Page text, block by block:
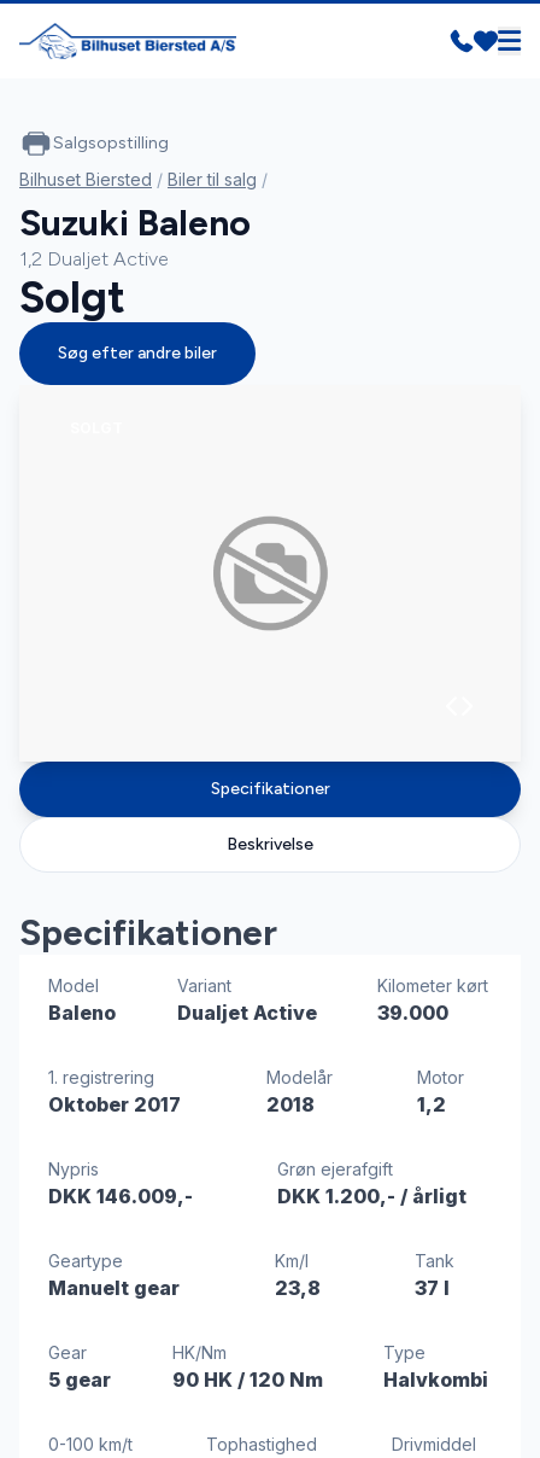
Specifikationer
Beskrivelse
Specifikationer
Model
Baleno
Variant
Dualjet Active
Kilometer kørt
39.000
1. registrering
Oktober 2017
Modelår
2018
Motor
1,2
Nypris
DKK 146.009,-
Grøn ejerafgift
DKK 1.200,- / årligt
Geartype
Manuelt gear
Km/l
23,8
Tank
37 l
Gear
5 gear
HK/Nm
90 HK / 120 Nm
Type
Halvkombi
0-100 km/t Tophastighed Drivmiddel
Salgsopstilling
Bilhuset Biersted / Biler til salg /
Suzuki Baleno
1,2 Dualjet Active
Solgt
Søg efter andre biler